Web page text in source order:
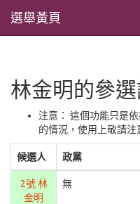
選舉黃頁
林金明的參
注意： 這個功能只是
的情況，使用上敬請注
候選人 政黨
2號 林
金明
無